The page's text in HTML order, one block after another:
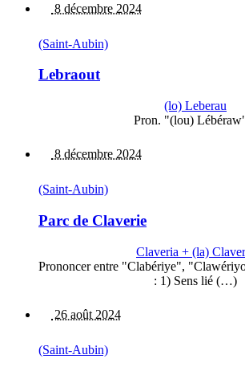
8 décembre 2024
(Saint-Aubin)
Lebraout
(lo) Leberau
Pron. "(lou)
8 décembre 2024
(Saint-Aubin)
Parc de Claverie
Claveria + (la)
Prononcer entre "Clabériye",
: 1) Sens lié (…)
26 août 2024
(Saint-Aubin)